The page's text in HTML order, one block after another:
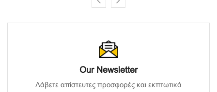
Our Newsletter
Λάβετε απίστευτες προσφορές και εκπτωτικά